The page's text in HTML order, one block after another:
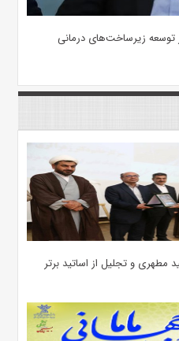
زیرساخت‌های درمانی
و تجلیل از اساتید برتر